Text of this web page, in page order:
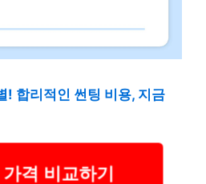
! 합리적인 썬팅 비용, 지금
격 비교하기